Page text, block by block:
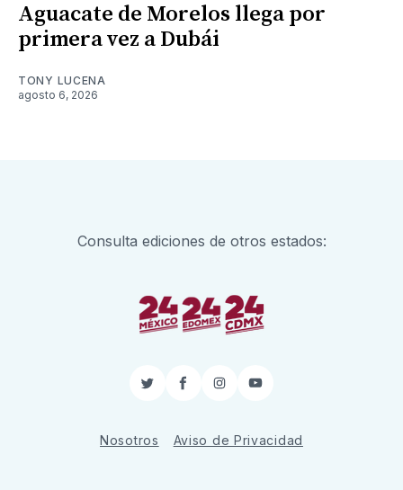
Aguacate de Morelos llega por
primera vez a Dubái
TONY LUCENA
agosto 6, 2026
Consulta ediciones de otros estados:
TwitterFacebook
InstagramYouTube
Nosotros Aviso de Privacidad